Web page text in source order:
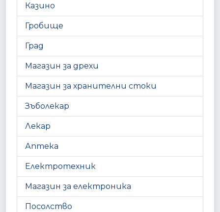
Казино
Гробище
Град
Магазин за дрехи
Магазин за хранителни стоки
Зъболекар
Лекар
Аптека
Електротехник
Магазин за електроника
Посолство